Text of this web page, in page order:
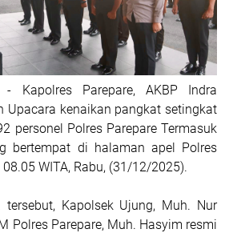
Kapolres Parepare, AKBP Indra
Upacara kenaikan pangkat setingkat
personel Polres Parepare Termasuk
bertempat di halaman apel Polres
08.05 WITA, Rabu, (31/12/2025).
tersebut, Kapolsek Ujung, Muh. Nur
Polres Parepare, Muh. Hasyim resmi